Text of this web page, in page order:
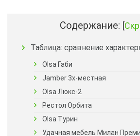
Содержание: [
Таблица: сравнение
Olsa Габи
Jamber 3х-местная
Olsa Люкс-2
Рестол Орбита
Olsa Турин
Удачная мебель Милан